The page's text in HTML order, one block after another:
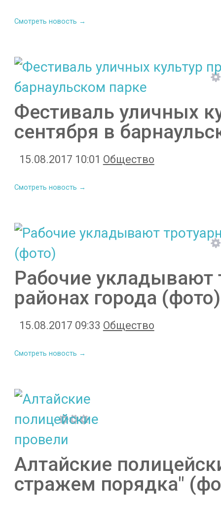
Смотреть новость →
Фестиваль уличных
сентября в
15.08.2017 10:01 Общество
Смотреть новость →
Рабочие укладывают
районах города (фото)
15.08.2017 09:33 Общество
Смотреть новость →
Алтайские
стражем порядка"